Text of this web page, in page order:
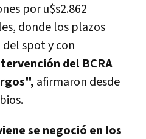
por u$s2.862
donde los plazos
spot y con
del BCRA
afirmaron desde
se negoció en los